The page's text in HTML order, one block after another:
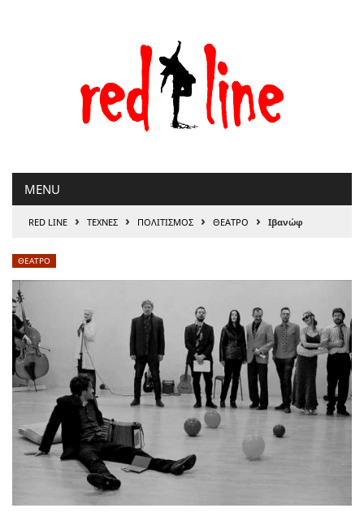
MENU
RED LINE › ΤΕΧΝΕΣ › ΠΟΛΙΤΙΣΜΟΣ › ΘΕΑΤΡΟ › Ιβανώφ
ΘΕΑΤΡΟ